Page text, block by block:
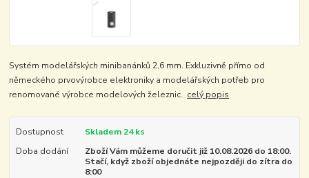
Systém modelářských minibanánků 2,6 mm. Exkluzivně přímo od
německého prvovýrobce elektroniky a modelářských potřeb pro
renomované výrobce modelových železnic. celý popis
Dostupnost
Skladem 24 ks
Doba dodání
Zboží Vám můžeme doručit již 10.08.2026 do 18:00.
Stačí, když zboží objednáte nejpozději do zítra do
8:00